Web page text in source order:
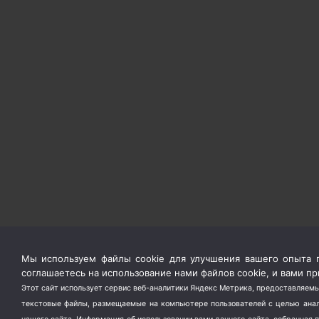
Мы используем файлы cookie для улучшения вашего опыта
соглашаетесь на использование нами файлов cookie, и вами
Этот сайт использует сервис веб-аналитики Яндекс Метрика,
текстовые файлы, размещаемые на компьютере пользователей с целью